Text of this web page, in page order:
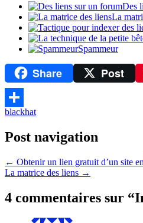
Des
La
Spammeur
Share Post
Partager
blackhat
Post navigation
← Obtenir un lien gratuit d’un site
La matrice des liens →
4 commentaires sur “